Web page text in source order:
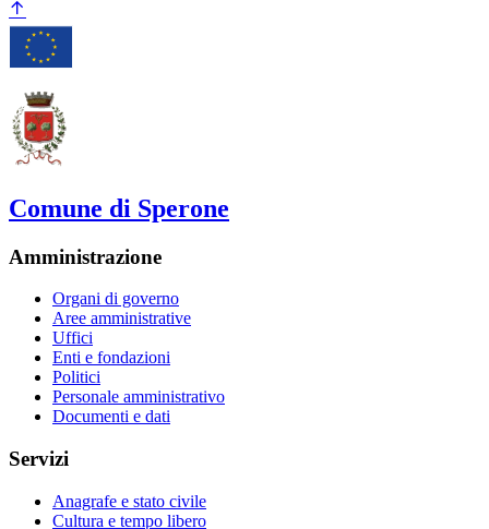
Comune di Sperone
Amministrazione
Organi di governo
Aree amministrative
Uffici
Enti e fondazioni
Politici
Personale amministrativo
Documenti e dati
Servizi
Anagrafe e stato civile
Cultura e tempo libero